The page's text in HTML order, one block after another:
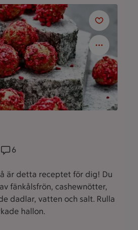
Receptet har 6 kommentarer
6
är detta receptet för dig! Du
fänkålsfrön, cashewnötter,
dadlar, vatten och salt. Rulla
hallon.